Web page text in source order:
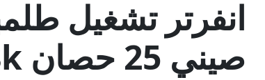
صيني 25 حصان PSD33-18k